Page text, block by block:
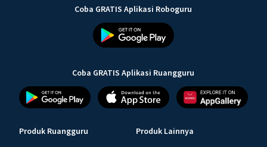
Coba GRATIS Aplikasi Roboguru
Coba GRATIS Aplikasi Ruangguru
Produk Ruangguru Produk Lainnya